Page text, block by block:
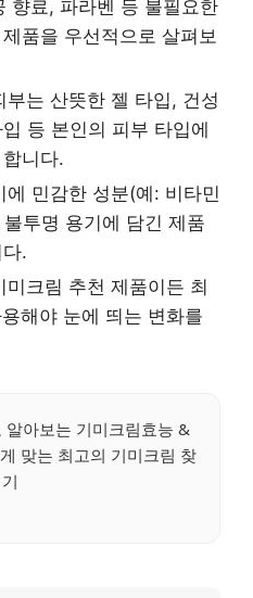
향료, 파라벤 등 불필요한
품을 우선적으로 살펴보
부는 산뜻한 젤 타입, 건성
등 본인의 피부 타입에
니다.
에 민감한 성분(예: 비타민
투명 용기에 담긴 제품
.
미크림 추천 제품이든 최
해야 눈에 띄는 변화를
알아보는 기미크림효능 &
맞는 최고의 기미크림 찾
기